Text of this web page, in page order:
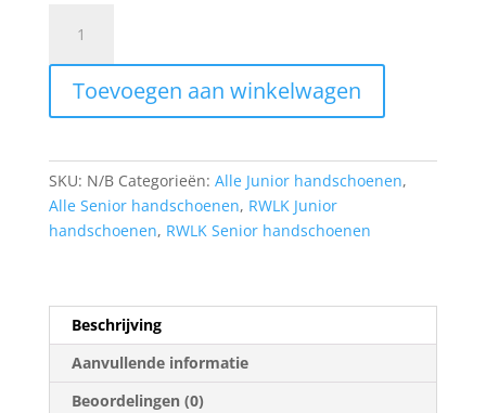
ALLROUND
PLUS
aantal
Toevoegen aan winkelwagen
SKU: N/B Categorieën: Alle Junior handschoenen,
Alle Senior handschoenen, RWLK Junior
handschoenen, RWLK Senior handschoenen
Beschrijving
Aanvullende informatie
Beoordelingen (0)